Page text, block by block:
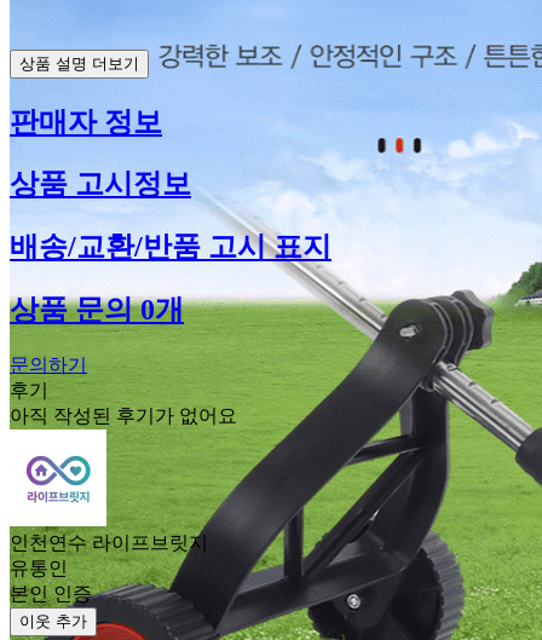
상품 설명 더보기
판매자 정보
상품 고시정보
배송/교환/반품 고시 표지
상품 문의 0개
문의하기
후기
아직 작성된 후기가 없어요
인천연수 라이프브릿지
유통인
본인 인증
이웃 추가